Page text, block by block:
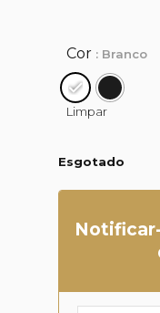
Cor : Branco
Limpar
Esgotado